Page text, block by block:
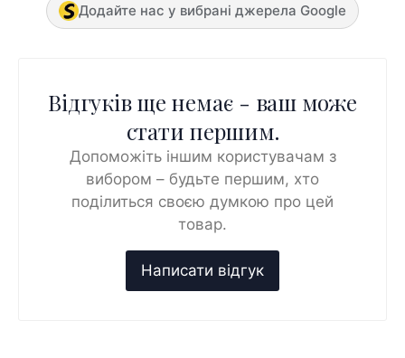
Додайте нас у вибрані джерела Google
Відгуків ще немає - ваш може
стати першим.
Допоможіть іншим користувачам з
вибором – будьте першим, хто
поділиться своєю думкою про цей
товар.